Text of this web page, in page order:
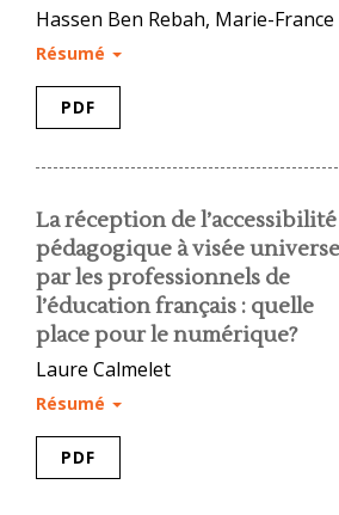
Hassen Ben Rebah, Marie-
Résumé
PDF
La réception de l’accessibilité
pédagogique à visée
par les professionnels de
l’éducation français : quelle
place pour le numérique?
Laure Calmelet
Résumé
PDF